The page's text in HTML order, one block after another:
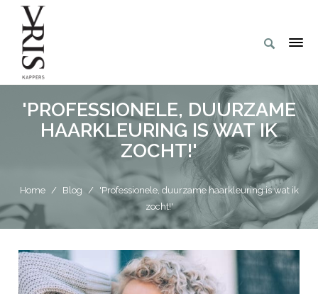
'PROFESSIONELE, DUURZAME
HAARKLEURING IS WAT IK
ZOCHT!'
Home / Blog /
'Professionele, duurzame haarkleuring is wat ik
zocht!'